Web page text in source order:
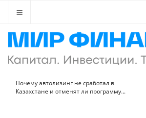
Почему автолизинг не сработал в
Казахстане и отменят ли программу...